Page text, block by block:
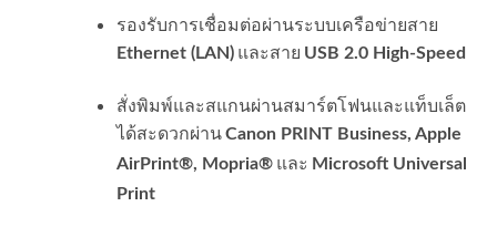
รองรับการเชื่อมต่อผ่านระบบเครือข่ายสาย
Ethernet (LAN)และสาย USB 2.0 High-Speed
สั่งพิมพ์และสแกนผ่านสมาร์ตโฟนและแท็บเล็ต
ได้สะดวกผ่านCanon PRINT Business, Apple
AirPrint®, Mopria®และ Microsoft Universal
Print